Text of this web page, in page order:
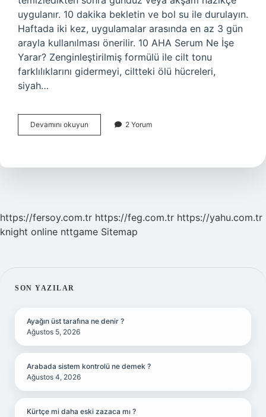
uygulanır. 10 dakika bekletin ve bol su ile durulayın.
Haftada iki kez, uygulamalar arasında en az 3 gün
arayla kullanılması önerilir. 10 AHA Serum Ne İşe
Yarar? Zenginleştirilmiş formülü ile cilt tonu
farklılıklarını gidermeyi, ciltteki ölü hücreleri,
siyah…
Devamını okuyun
10
Ne
2 Yorum
https://fersoy.com.tr https://feg.com.tr https://yahu.com.tr
knight online nttgame Sitemap
SIDEBAR
SON YAZILAR
Ayağın üst tarafına ne denir ?
Ağustos 5, 2026
Arabada sistem kontrolü ne demek ?
Ağustos 4, 2026
Kürtçe mi daha eski zazaca mı ?